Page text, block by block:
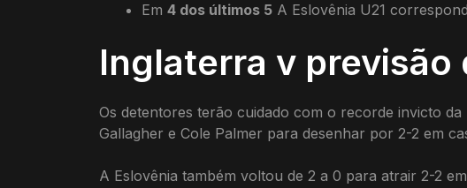
Em 4 dos últimos 5 A Eslovênia U21
Inglaterra v previsão
Os detentores terão cuidado com o recorde invicto
Gallagher e Cole Palmer para desenhar por 2-2 em
A Eslovênia também voltou de 2 a 0 para atrair 2-2